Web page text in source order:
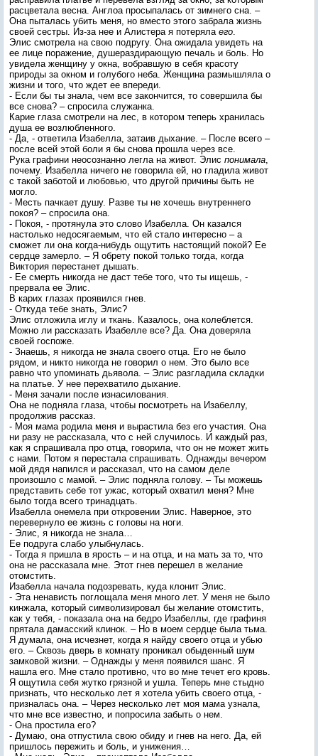
расцветала весна. Англоа просыпалась от зимнего сна. –
Она пыталась убить меня, но вместо этого забрала жизнь
своей сестры. Из-за нее и Алистера я потеряла его.
Элис смотрела на свою подругу. Она ожидала увидеть на
ее лице поражение, душераздирающую печаль и боль. Но
увидела женщину у окна, вобравшую в себя красоту
природы за окном и голубого неба. Женщина размышляла о
жизни и того, что ждет ее впереди.
- Если бы ты знала, чем все закончится, то совершила бы
все снова? – спросила служанка.
Карие глаза смотрели на лес, в котором теперь хранилась
душа ее возлюбленного.
- Да, - ответила Изабелла, затаив дыхание. – После всего –
после всей этой боли я бы снова прошла через все.
Рука графини неосознанно легла на живот. Элис понимала,
почему. Изабелла ничего не говорила ей, но гладила живот
с такой заботой и любовью, что другой причины быть не
могло.
- Месть пачкает душу. Разве ты не хочешь внутреннего
покоя? – спросила она.
- Покоя, - протянула это слово Изабелла. Он казался
настолько недосягаемым, что ей стало интересно – а
сможет ли она когда-нибудь ощутить настоящий покой? Ее
сердце замерло. – Я обрету покой только тогда, когда
Виктория перестанет дышать.
- Ее смерть никогда не даст тебе того, что ты ищешь, -
прервала ее Элис.
В карих глазах проявился гнев.
- Откуда тебе знать, Элис?
Элис отложила иглу и ткань. Казалось, она колеблется.
Можно ли рассказать Изабелле все? Да. Она доверяла
своей госпоже.
- Знаешь, я никогда не знала своего отца. Его не было
рядом, и никто никогда не говорил о нем. Это было все
равно что упоминать дьявола. – Элис разгладила складки
на платье. У нее перехватило дыхание.
- Меня зачали после изнасилования.
Она не подняла глаза, чтобы посмотреть на Изабеллу,
продолжив рассказ.
- Моя мама родила меня и вырастила без его участия. Она
ни разу не рассказала, что с ней случилось. И каждый раз,
как я спрашивала про отца, говорила, что он не может жить
с нами. Потом я перестала спрашивать. Однажды вечером
мой дядя напился и рассказал, что на самом деле
произошло с мамой. – Элис подняла голову. – Ты можешь
представить себе тот ужас, который охватил меня? Мне
было тогда всего тринадцать.
Изабелла онемела при откровении Элис. Наверное, это
перевернуло ее жизнь с головы на ноги.
- Элис, я никогда не знала…
Ее подруга слабо улыбнулась.
- Тогда я пришла в ярость – и на отца, и на мать за то, что
она не рассказала мне. Этот гнев перешел в желание
отомстить.
Изабелла начала подозревать, куда клонит Элис.
- Эта ненависть поглощала меня много лет. У меня не было
кинжала, который символизировал бы желание отомстить,
как у тебя, - показала она на бедро Изабеллы, где графиня
прятала дамасский клинок. – Но в моем сердце была тьма.
Я думала, она исчезнет, когда я найду своего отца и убью
его. – Сквозь дверь в комнату проникал обыденный шум
замковой жизни. – Однажды у меня появился шанс. Я
нашла его. Мне стало противно, что во мне течет его кровь.
Я ощутила себя жутко грязной и ушла. Теперь мне стыдно
признать, что несколько лет я хотела убить своего отца, -
призналась она. – Через несколько лет моя мама узнала,
что мне все известно, и попросила забыть о нем.
- Она простила его?
- Думаю, она отпустила свою обиду и гнев на него. Да, ей
пришлось пережить и боль, и унижения…